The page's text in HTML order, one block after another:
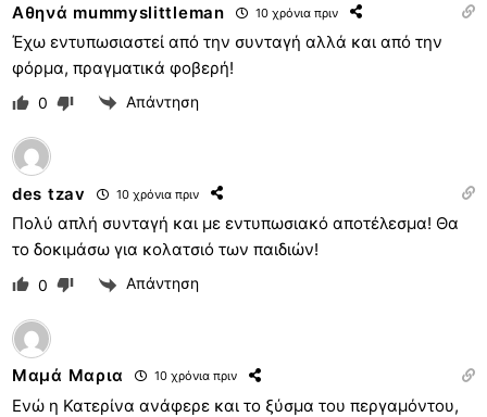
Αθηνά mummyslittleman 10 χρόνια πριν
Έχω εντυπωσιαστεί από την συνταγή αλλά και από την
φόρμα, πραγματικά φοβερή!
0 Απάντηση
des tzav 10 χρόνια πριν
Πολύ απλή συνταγή και με εντυπωσιακό αποτέλεσμα! Θα
το δοκιμάσω για κολατσιό των παιδιών!
0 Απάντηση
Μαμά Μαρια 10 χρόνια πριν
Ενώ η Κατερίνα ανάφερε και το ξύσμα του περγαμόντου,